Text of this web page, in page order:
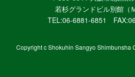
ュ
ー
WEB
若杉グランドビル別館 （
TEL:06-6881-6851
Copyright c Shokuhin Sangyo Shimbunsha